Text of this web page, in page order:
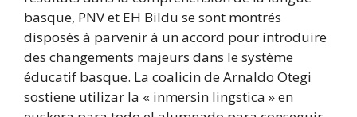
basque, PNV et EH Bildu se sont montrés
disposés à parvenir à un accord pour introduire
des changements majeurs dans le système
éducatif basque. La coalicin de Arnaldo Otegi
sostiene utilizar la « inmersin lingstica » en